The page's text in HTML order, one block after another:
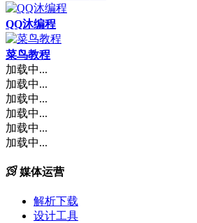
QQ沐编程
菜鸟教程
加载中...
加载中...
加载中...
加载中...
加载中...
加载中...
媒体运营
解析下载
设计工具